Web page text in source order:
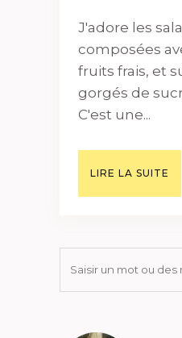
J'adore les
composées
fruits frais, et
gorgés de
C'est une...
LIRE LA SUITE